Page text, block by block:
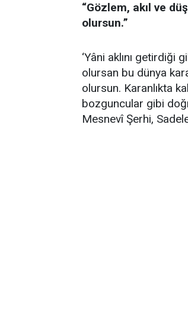
“Gözlem, akıl ve
olursun.”
‘Yâni aklını getirdiği
olursan bu dünya
olursun. Karanlıkta
bozguncular gibi
Mesnevî Şerhi,